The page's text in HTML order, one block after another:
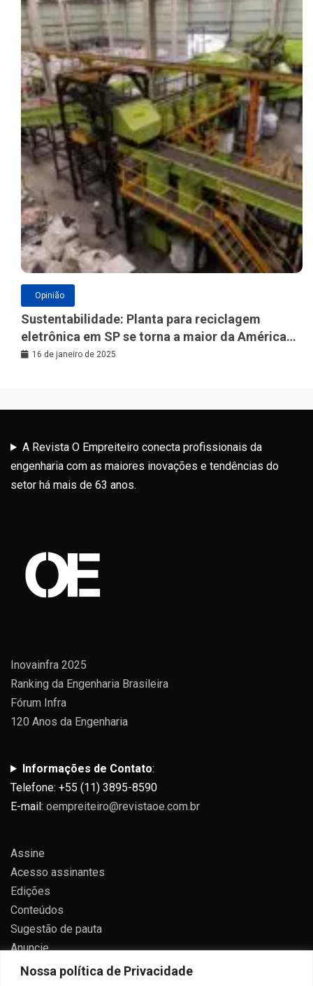
Nossa política de Privacidade
Opinião
Sustentabilidade: Planta para reciclagem
eletrônica em SP se torna a maior da América
Latina
16 de janeiro de 2025
A Revista O Empreiteiro conecta profissionais da
engenharia com as maiores inovações e tendências do
setor há mais de 63 anos.
Inovainfra 2025
Ranking da Engenharia Brasileira
Fórum Infra
120 Anos da Engenharia
Informações de Contato:
Telefone: +55 (11) 3895-8590
E-mail: oempreiteiro@revistaoe.com.br
Assine
Acesso assinantes
Edições
Conteúdos
Sugestão de pauta
Anuncie
Contato